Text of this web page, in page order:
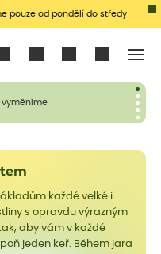
pouze od pondělí do středy
vyměníme
každé velké i
s opravdu výrazným
aby vám v každé
jeden keř. Během jara